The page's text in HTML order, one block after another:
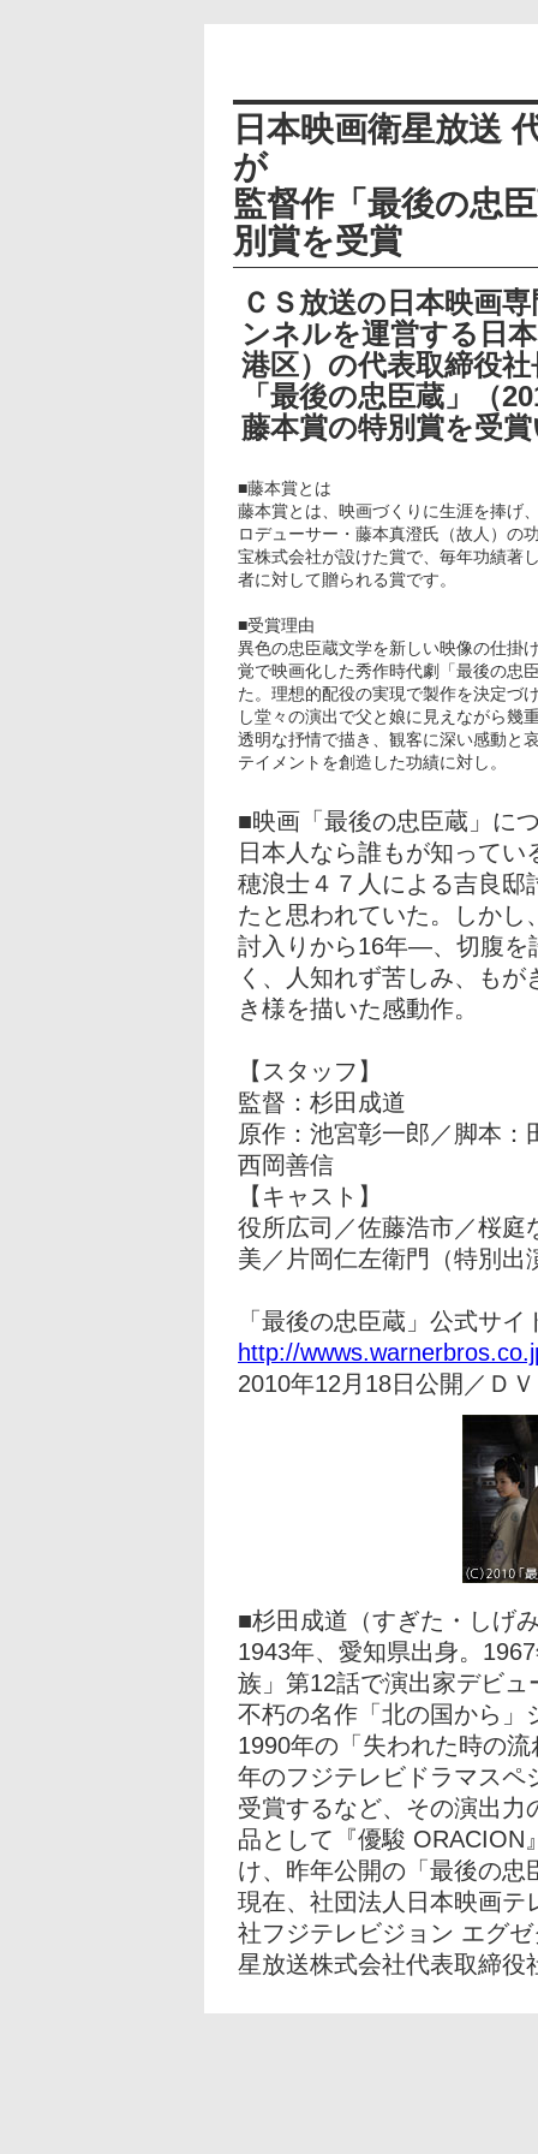
日本映画衛星放送
が
監督作「最後の忠
別賞を受賞
ＣＳ放送の日本映画
ンネルを運営する日
港区）の代表取締役
「最後の忠臣蔵」（
藤本賞の特別賞を受
■藤本賞とは
藤本賞とは、映画づくりに生涯を捧げ
ロデューサー・藤本真澄氏（故人）の
宝株式会社が設けた賞で、毎年功績著
者に対して贈られる賞です。
■受賞理由
異色の忠臣蔵文学を新しい映像の仕掛
覚で映画化した秀作時代劇「最後の忠
た。理想的配役の実現で製作を決定づ
し堂々の演出で父と娘に見えながら幾
透明な抒情で描き、観客に深い感動と
テイメントを創造した功績に対し。
■映画「最後の忠臣蔵」に
日本人なら誰もが知って
穂浪士４７人による吉良邸
たと思われていた。しかし
討入りから16年―、切腹を
く、人知れず苦しみ、も
き様を描いた感動作。
【スタッフ】
監督：杉田成道
原作：池宮彰一郎／脚本
西岡善信
【キャスト】
役所広司／佐藤浩市／桜庭
美／片岡仁左衛門（特別出
「最後の忠臣蔵」公式サイ
http://
2010年12月18日公開／Ｄ
■杉田成道（すぎた・しげ
1943年、愛知県出身。
族」第12話で演出家デビ
不朽の名作「北の国から」
1990年の「失われた時の
年のフジテレビドラマスペ
受賞するなど、その演出力
品として『優駿 ORACION
け、昨年公開の「最後の忠
現在、社団法人日本映画テ
社フジテレビジョン エグ
星放送株式会社代表取締役